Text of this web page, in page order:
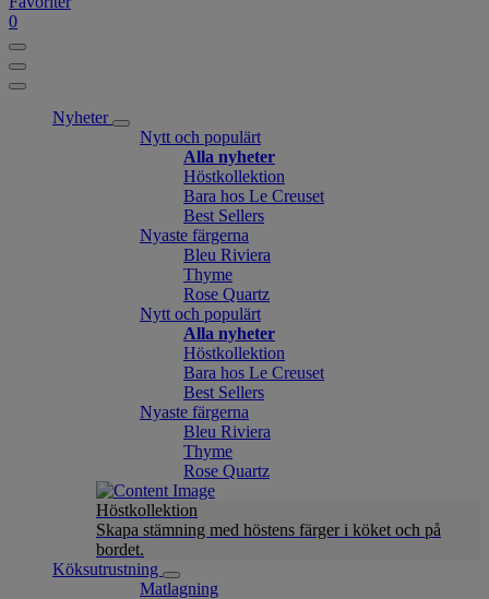
0
Nyheter
Nytt och populärt
Alla nyheter
Höstkollektion
Bara hos Le Creuset
Best Sellers
Nyaste färgerna
Bleu Riviera
Thyme
Rose Quartz
Nytt och populärt
Alla nyheter
Höstkollektion
Bara hos Le Creuset
Best Sellers
Nyaste färgerna
Bleu Riviera
Thyme
Rose Quartz
Höstkollektion
Skapa stämning med höstens färger i köket och på
bordet.
Köksutrustning
Matlagning